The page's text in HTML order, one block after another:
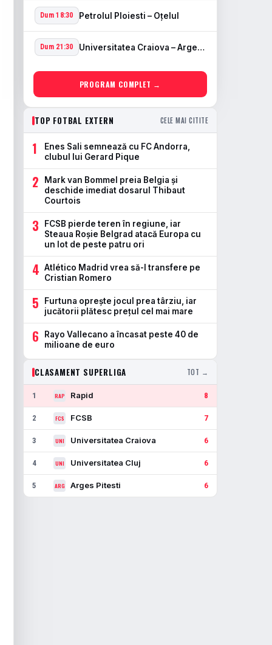
Dum 18:30 Petrolul Ploiesti – Oţelul
Dum 21:30 Universitatea Craiova – Arges Pitesti
PROGRAM COMPLET →
TOP FOTBAL EXTERN CELE MAI CITITE
1
Enes Sali semnează cu FC Andorra,
clubul lui Gerard Pique
2
Mark van Bommel preia Belgia și
deschide imediat dosarul Thibaut
Courtois
3
FCSB pierde teren în regiune, iar
Steaua Roșie Belgrad atacă Europa cu
un lot de peste patru ori
4 Atlético Madrid vrea să-l transfere pe
Cristian Romero
5
Furtuna oprește jocul prea târziu, iar
jucătorii plătesc prețul cel mai mare
6
Rayo Vallecano a încasat peste 40 de
milioane de euro
CLASAMENT SUPERLIGA TOT →
1 RAP Rapid 8
2 FCS FCSB 7
3 UNI Universitatea Craiova 6
4 UNI Universitatea Cluj 6
5 ARG Arges Pitesti 6